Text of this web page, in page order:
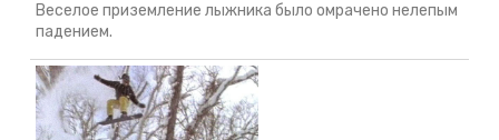
Веселое приземление лыжника было омрачено нелепым
падением.